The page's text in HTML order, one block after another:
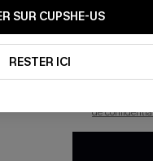
SUR CUPSHE-US
RESTER ICI
En
mails
reconnaissez
pouvons
savoir si
produits
de